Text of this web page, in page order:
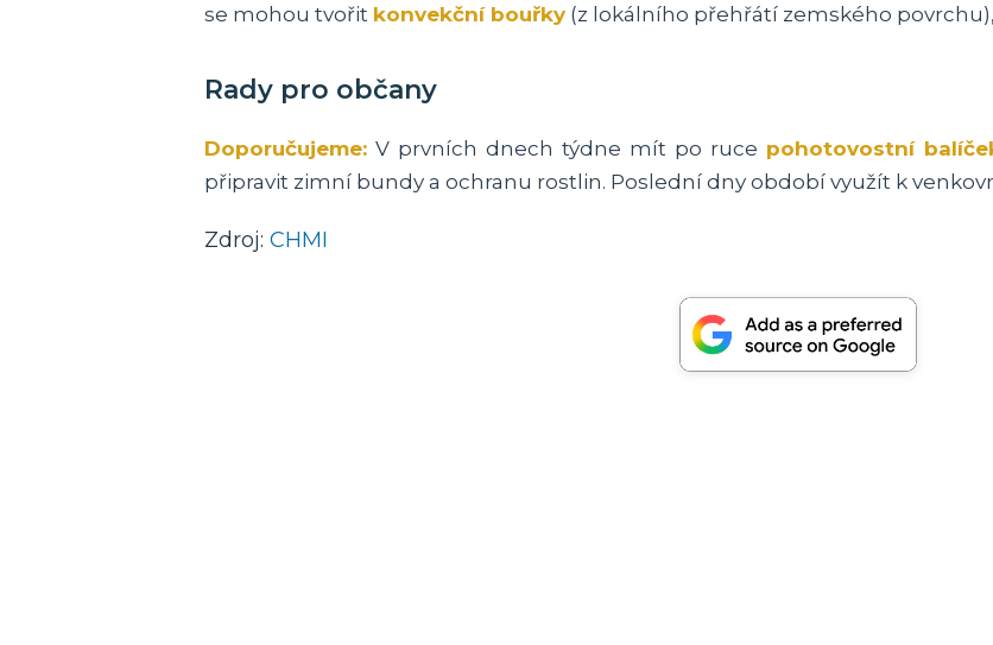
se mohou tvořit konvekční bouřky (z lokálního přehřátí zemského
Rady pro občany
Doporučujeme: V prvních dnech týdne mít po ruce pohotovostní
připravit zimní bundy a ochranu rostlin. Poslední dny období využít k
Zdroj: CHMI